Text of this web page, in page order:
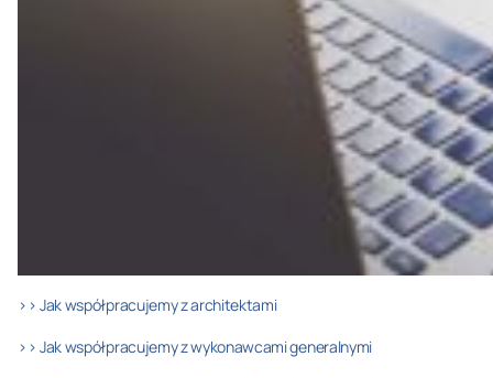
>> Jak współpracujemy z architektami
>> Jak współpracujemy z wykonawcami generalnymi